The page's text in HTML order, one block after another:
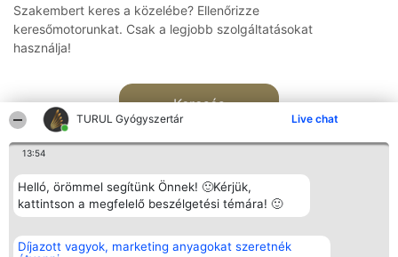
TURUL Gyógyszertár Live chat
13:54
Helló, örömmel segítünk Önnek! 🙂Kérjük,
kattintson a megfelelő beszélgetési témára! 🙂
Díjazott vagyok, marketing anyagokat szeretnék
Szakembert keres a közelébe? Ellenőrizze
keresőmotorunkat. Csak a legjobb szolgáltatásokat
használja!
Keresés
Rangsorszervező
SC Beautiful Company S.R.L.
Népszavazás
Nyertesek
Elérhetőség
Elérhetőség